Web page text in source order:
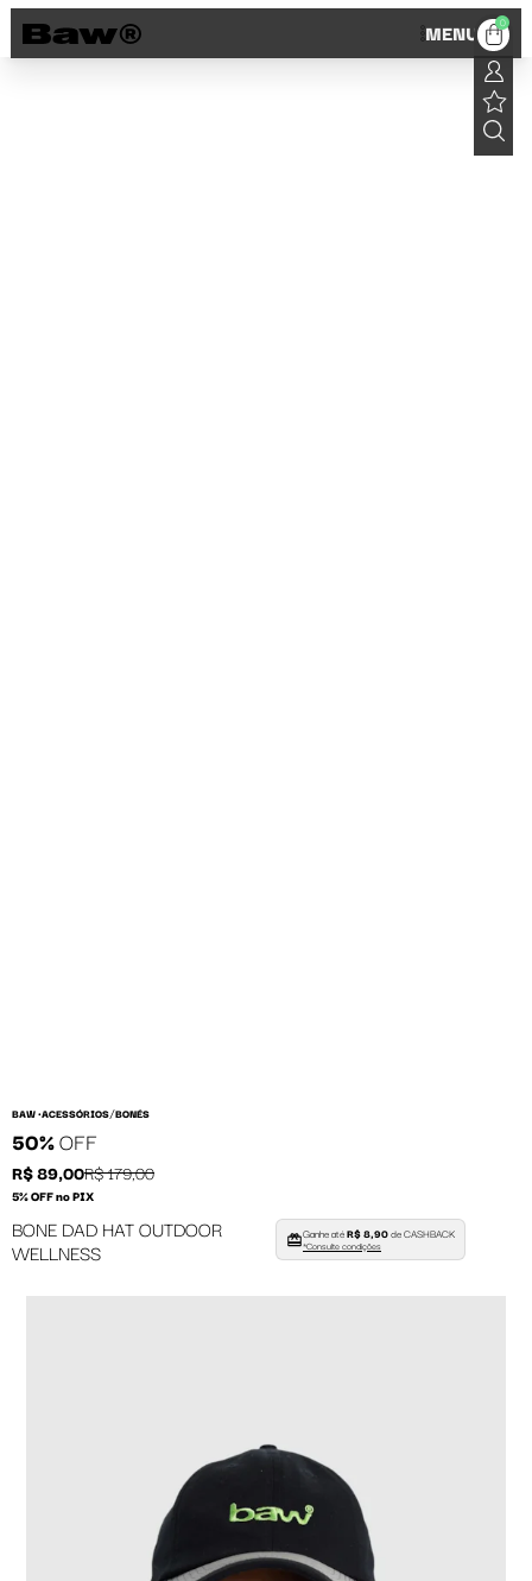
MENU 0
BAW •ACESSÓRIOS/BONÉS
50%OFF
R$ 89,00R$ 179,00
5% OFF no PIX
BONE DAD HAT OUTDOOR
WELLNESS
Ganhe atéR$ 8,90de CASHBACK
*Consulte condições